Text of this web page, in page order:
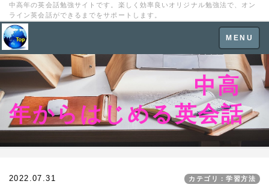
中高年の英会話勉強サイトです。楽しく効率良いオリジナル勉強法で、オン
ライン英会話ができるまでをサポートします。
Toggle
navigation
MENU
中高
年からはじめる英会話
2022.07.31 カテゴリ：学習方法